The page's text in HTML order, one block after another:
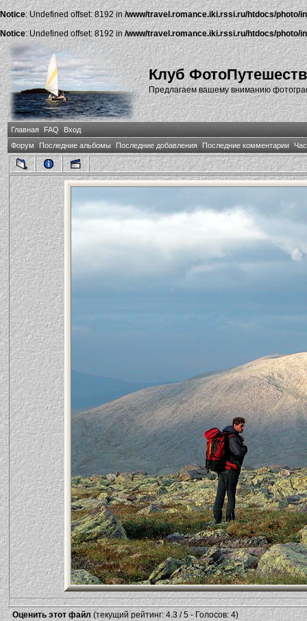
Notice: Undefined offset: 8192 in /www/travel.romance.iki.rssi.ru/htdocs/photo/
Notice: Undefined offset: 8192 in/www/travel.romance.iki.rssi.ru/htdocs/photo/
Клуб
Предлагаем вашему вниманию
Главная FAQ
Вход
Форум
Последние альбомы Последние добавления Последние комментарии
Оценить этот файл(текущий рейтинг: 4.3 / 5 - Голосов: 4)